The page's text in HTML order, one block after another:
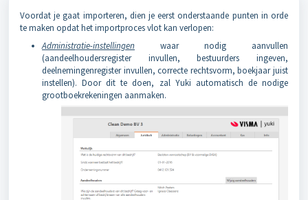
Voordat je gaat importeren, dien je eerst onderstaande punten in orde
te maken opdat het importproces vlot kan verlopen:
Administratie-instellingen
waar nodig aanvullen
(aandeelhoudersregister invullen, bestuurders ingeven,
deelnemingenregister invullen, correcte rechtsvorm, boekjaar juist
instellen). Door dit te doen, zal Yuki automatisch de nodige
grootboekrekeningen aanmaken.